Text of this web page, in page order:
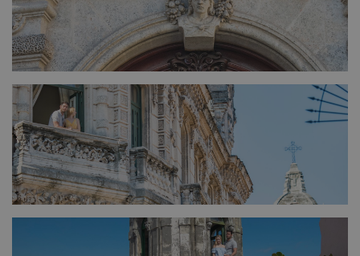
FULL SIZE
FULL SIZE